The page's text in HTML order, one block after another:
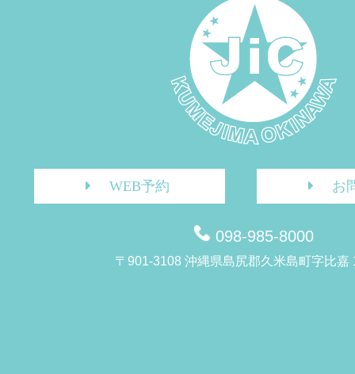
WEB予約 お
098-985-8000
〒901-3108 沖縄県島尻郡久米島町字比嘉